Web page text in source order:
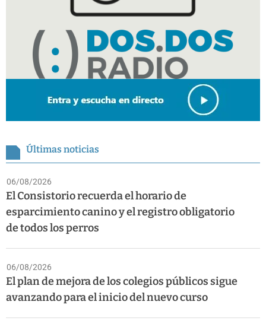
Últimas noticias
06/08/2026
El Consistorio recuerda el horario de
esparcimiento canino y el registro obligatorio
de todos los perros
06/08/2026
El plan de mejora de los colegios públicos sigue
avanzando para el inicio del nuevo curso